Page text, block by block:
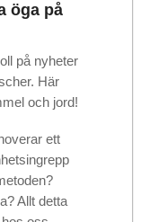
öga på
på nyheter
Här
och jord!
ett
Allt detta